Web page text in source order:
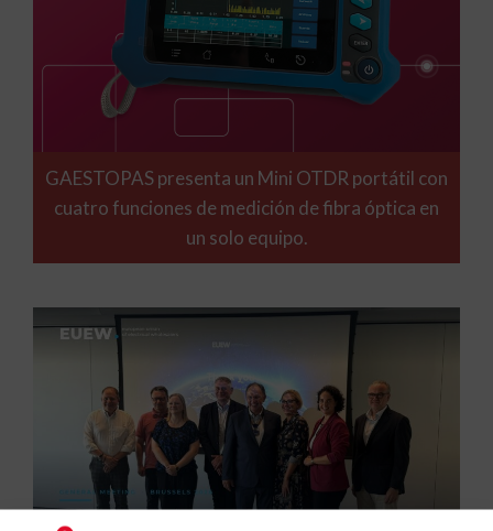
GAESTOPAS presenta un Mini OTDR portátil con
cuatro funciones de medición de fibra óptica en
un solo equipo.